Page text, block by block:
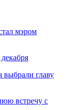
мэром
выбрали главу
встречу с